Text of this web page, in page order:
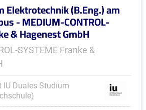
Elektrotechnik (B.Eng.) am
- MEDIUM-CONTROL-
& Hagenest GmbH
SYSTEME Franke &
Duales Studium